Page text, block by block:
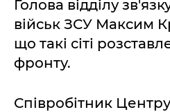
Голова відділу
військ ЗСУ Максим
що такі сіті
фронту.
Співробітник